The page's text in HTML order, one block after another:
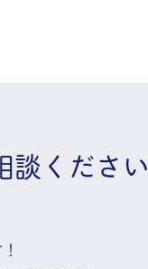
談ください